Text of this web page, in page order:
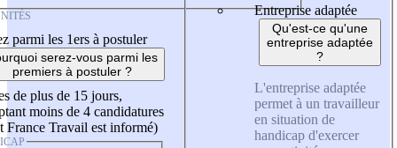
parmi les 1ers à postuler
serez-vous parmi les
premiers à postuler ?
de plus de 15 jours,
moins de 4 candidatures
France Travail est informé)
Entreprise adaptée
Qu'est-ce qu'une
entreprise adaptée
?
L'entreprise adaptée
permet à un travailleur
en situation de
handicap d'exercer